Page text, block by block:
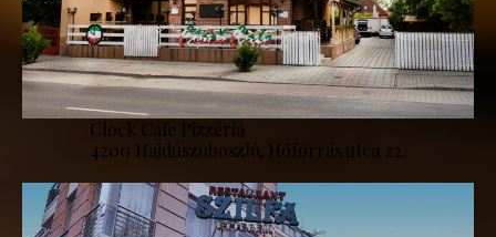
Clock Cafe Pizzéria
4200 Hajdúszoboszló, Hőforrás utca 22.